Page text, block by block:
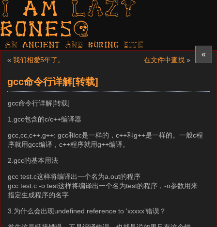
I am LAZY
bones?
AN ancient AND boring SITE
«
« 我们相爱5年了。 在文件中查找 »
gcc命令行详解[转载]
gcc命令行详解[转载]
1.gcc包含的c/c++编译器
gcc,cc,c++,g++: gcc和cc是一样的，c++和g++是一样的。一般c程
序就用gcc编译，c++程序就用g++编译。
2.gcc的基本用法
gcc test.c这样将编译出一个名为a.out的程序
gcc test.c -o test这样将编译出一个名为test的程序，-o参数用来
指定生成程序的名字
3.为什么会出现undefined reference to ‘xxxxx’错误？